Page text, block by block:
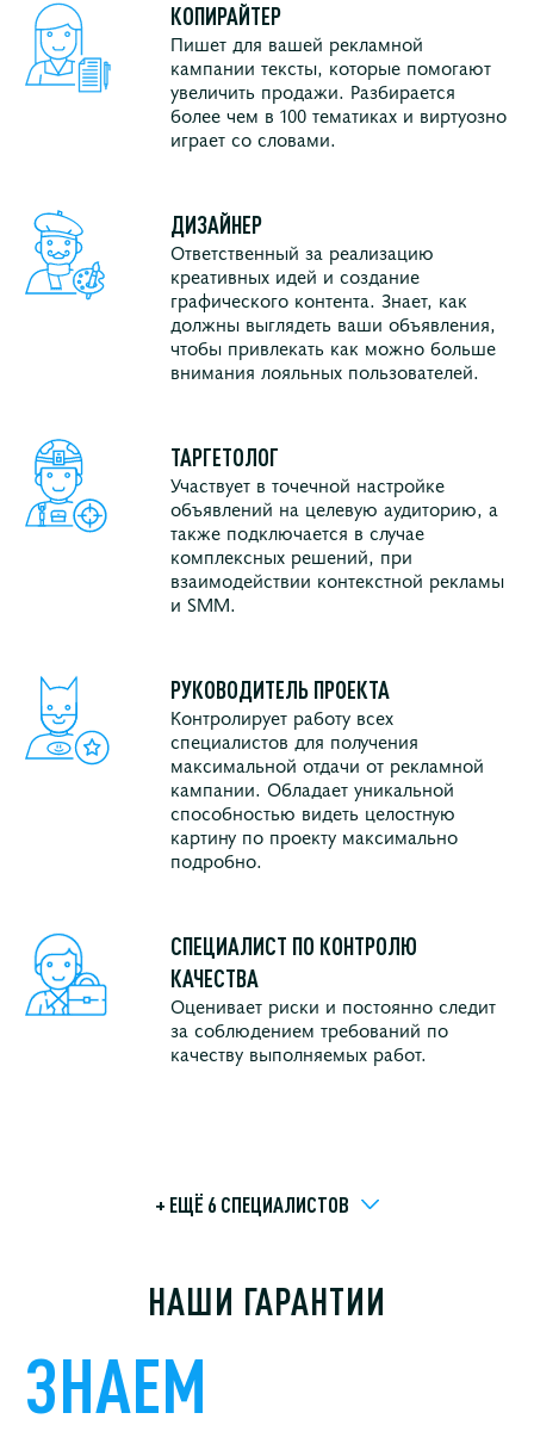
КОПИРАЙТЕР
Пишет для вашей рекламной
кампании тексты, которые помогают
увеличить продажи. Разбирается
более чем в 100 тематиках и виртуозно
играет со словами.
ДИЗАЙНЕР
Ответственный за реализацию
креативных идей и создание
графического контента. Знает, как
должны выглядеть ваши объявления,
чтобы привлекать как можно больше
внимания лояльных пользователей.
ТАРГЕТОЛОГ
Участвует в точечной настройке
объявлений на целевую аудиторию, а
также подключается в случае
комплексных решений, при
взаимодействии контекстной рекламы
и SMM.
РУКОВОДИТЕЛЬ ПРОЕКТА
Контролирует работу всех
специалистов для получения
максимальной отдачи от рекламной
кампании. Обладает уникальной
способностью видеть целостную
картину по проекту максимально
подробно.
СПЕЦИАЛИСТ ПО КОНТРОЛЮ
КАЧЕСТВА
Оценивает риски и постоянно следит
за соблюдением требований по
качеству выполняемых работ.
+ ЕЩЁ 6 СПЕЦИАЛИСТОВ
НАШИ ГАРАНТИИ
ЗНАЕМ